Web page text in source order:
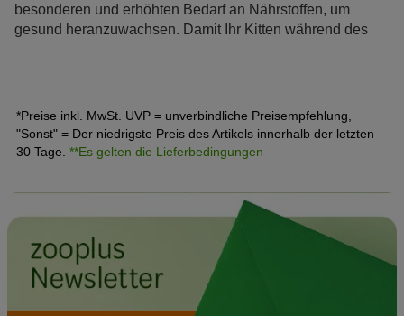
besonderen und erhöhten Bedarf an Nährstoffen, um
gesund heranzuwachsen. Damit Ihr Kitten während des
wie Sie Ihr Kitten richtig füttern und was es rund um
Futterart und Futtermenge zu beachten gibt.
*Preise inkl. MwSt. UVP = unverbindliche Preisempfehlung,
"Sonst" = Der niedrigste Preis des Artikels innerhalb der letzten
30 Tage. **Es gelten die Lieferbedingungen